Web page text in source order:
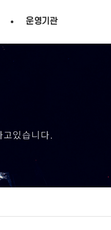
운영기관
고있습니다.